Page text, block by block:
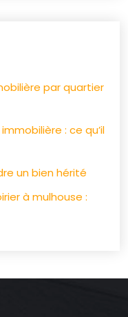
par quartier
: ce qu’il
un bien hérité
à mulhouse :